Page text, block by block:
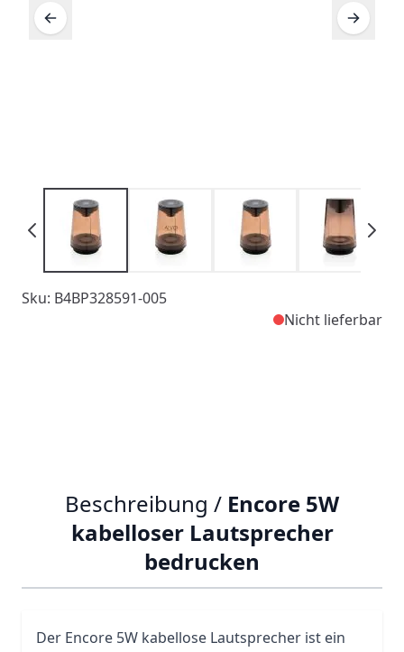
Sku: B4BP328591-005
Nicht lieferbar
Beschreibung / Encore 5W
kabelloser Lautsprecher
bedrucken
Der Encore 5W kabellose Lautsprecher ist ein